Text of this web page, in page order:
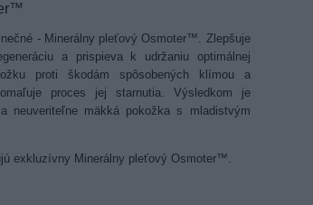
- Minerálny pleťový Osmoter™. Zlepšuje
a prispieva k udržaniu optimálnej
proti škodám spôsobených klímou a
proces jej starnutia. Výsledkom je
neuveriteľne mäkká pokožka s mladistvým
exkluzívny Minerálny pleťový Osmoter™.